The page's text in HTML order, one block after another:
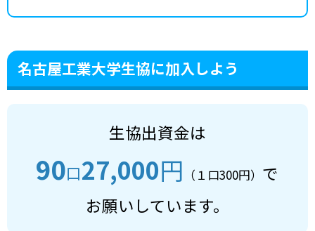
名古屋工業大学生協に加入しよう
生協出資金は
90口27,000円 （１口300円） で
お願いしています。